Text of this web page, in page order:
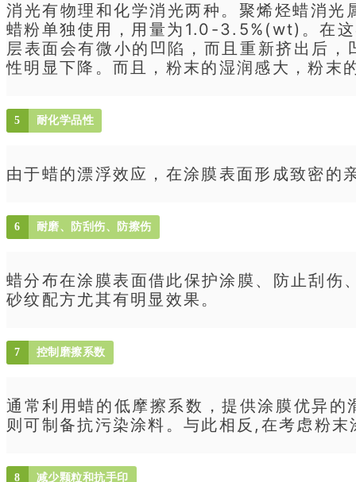
消光有物理和化学消光两种。 聚烯烃蜡消光
蜡粉单独使用，用量为1.0-3.5%(wt)。在
层表面会有微小的凹陷，而且重新挤出后
性明显下降。而且，粉末的湿润感大，粉末
5 耐化学品性
由于蜡的漂浮效应，在涂膜表面形成致密的
6 耐磨、防刮伤、防擦伤
蜡分布在涂膜表面借此保护涂膜、防止刮伤
砂纹配方尤其有明显效果。
7 控制磨擦系数
通常利用蜡的低摩擦系数，提供涂膜优异
则可制备抗污染涂料。与此相反,在考虑粉
8 减少颗粒和抗手印